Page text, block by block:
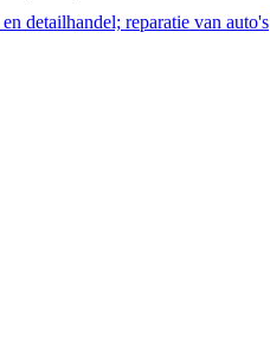
detailhandel; reparatie van auto's